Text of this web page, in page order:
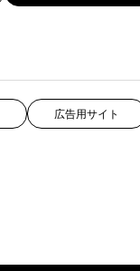
広告用サイト